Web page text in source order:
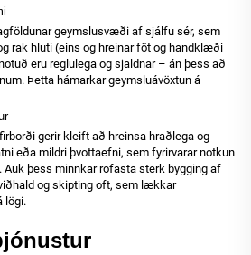
geymslusvæði af sjálfu sér, sem
rak hluti (eins og hreinar föt og handklæði
eru reglulega og sjaldnar – án þess að
Þetta hámarkar geymsluávöxtun á
gerir kleift að hreinsa hraðlega og
eða mildri þvottaefni, sem fyrirvarar notkun
þess minnkar rofasta sterk bygging af
og skipting oft, sem lækkar
lögi.